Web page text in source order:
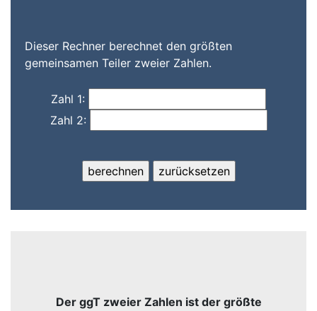
Dieser Rechner berechnet den größten
gemeinsamen Teiler zweier Zahlen.
Zahl 1:
Zahl 2:
Der ggT zweier Zahlen ist der größte